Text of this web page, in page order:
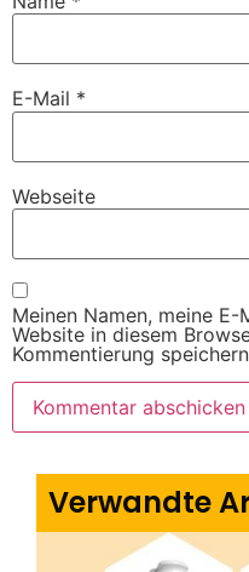
E-Mail *
Webseite
Meinen Namen, meine
Website in diesem
Kommentierung
Verwandte